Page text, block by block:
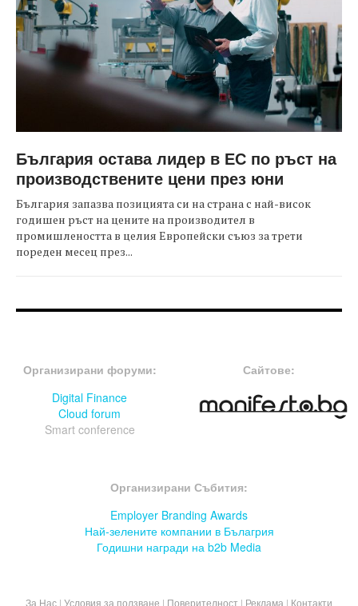
България остава лидер в ЕС по ръст на
производствените цени през юни
България запазва позицията си на страна с най-висок
годишен ръст на цените на производител в
промишлеността в целия Европейски съюз за трети
пореден месец през...
Организирани форуми:
Digital Finance
Cloud forum
Smart conference
Сайтове:
Организирани Събития:
Employer Branding Awards
Най-зелените компании в Бълагрия
Годишни награди на b2b Media
За Нас | Условия за ползване | Поверителност | Реклама | Контакти